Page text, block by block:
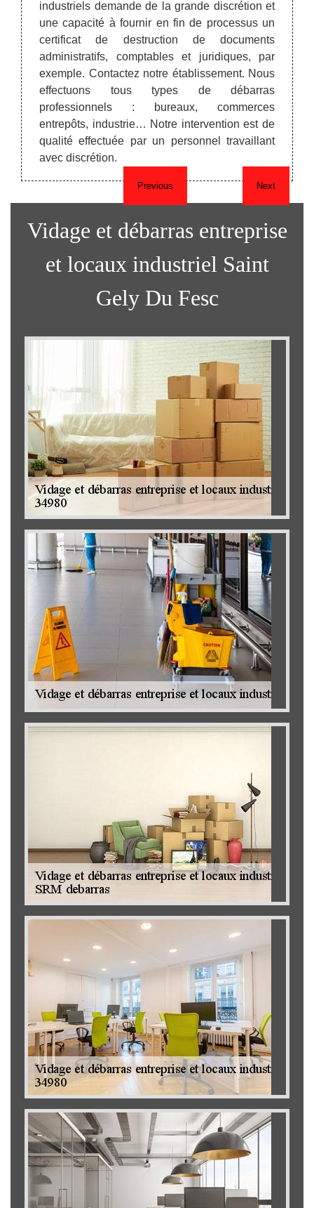
Previous
web.
une
et
industriels demande de la grande discrétion et
une capacité à fournir en fin de processus un
certificat de destruction de documents
administratifs, comptables et juridiques, par
exemple. Contactez notre établissement. Nous
effectuons tous types de débarras
professionnels : bureaux, commerces
entrepôts, industrie… Notre intervention est de
qualité effectuée par un personnel travaillant
avec discrétion.
font
Next
Vidage et débarras entreprise
et locaux industriel Saint
Gely Du Fesc